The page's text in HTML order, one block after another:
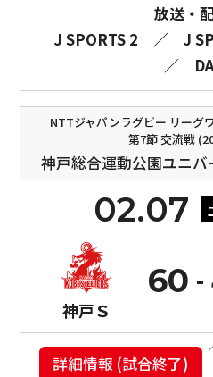
放送・
J SPORTS 2
／
J
／
NTTジャパンラグビー リーグ
第7節 交流戦
神戸総合運動公園ユニ
02.07
神戸Ｓ
60
詳細情報 (試合終了)